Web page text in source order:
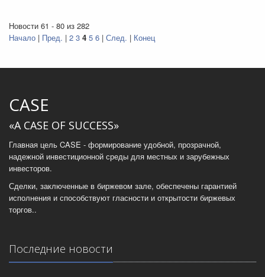
Новости 61 - 80 из 282
Начало | Пред. | 2 3 4 5 6 | След. | Конец
CASE
«A CASE OF SUCCESS»
Главная цель CASE - формирование удобной, прозрачной,
надежной инвестиционной среды для местных и зарубежных
инвесторов.
Сделки, заключенные в биржевом зале, обеспечены гарантией
исполнения и способствуют гласности и открытости биржевых
торгов..
Последние новости